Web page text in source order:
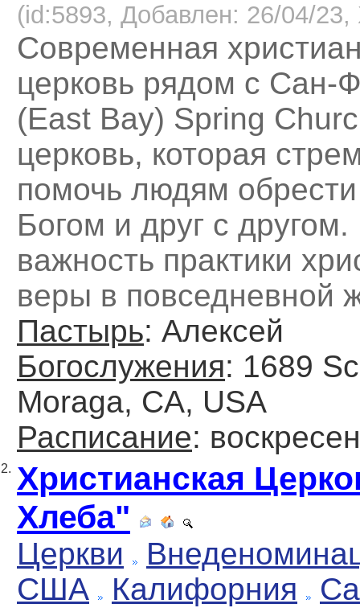
(id:5893, Добавлен: 26/04/23,
Современная
церковь рядом с Сан-
(East Bay) Spring
церковь, которая
помочь людям обрести
Богом и друг с
важность практики
веры в повседневной
Пастырь: Алексей
Богослужения: 1689
Moraga, CA, USA
Расписание:
2. Христианская
Хлеба"
Церкви
США
Калифорния